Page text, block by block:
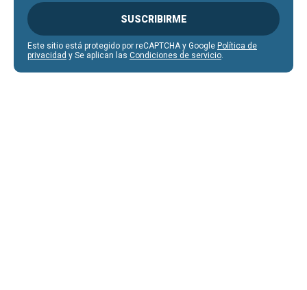
SUSCRIBIRME
Este sitio está protegido por reCAPTCHA y Google Política de
privacidad y Se aplican las Condiciones de servicio.